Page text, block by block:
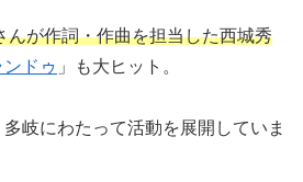
んが作詞・作曲を担当した西城秀
ドゥ 」も大ヒット。
岐にわたって活動を展開していま